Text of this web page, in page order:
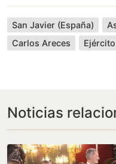
San Javier (España)
Carlos Areces
Noticias